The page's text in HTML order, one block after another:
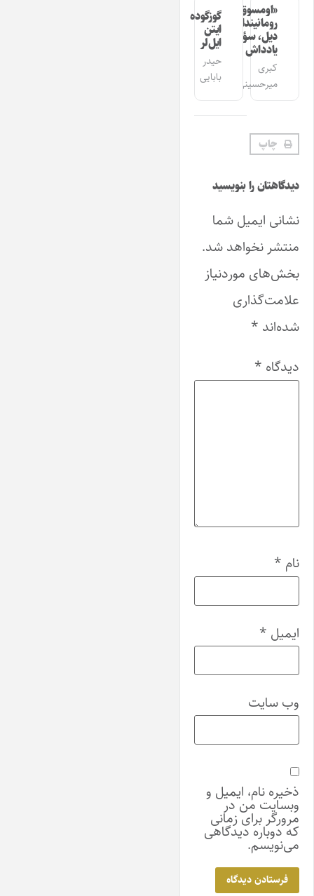
«اومسوق»
رومانیندا
دیل، سؤز،
یادداش
کبری
میرحسینی
گوزگوده
ایتن
ایل‌لر
حیدر
بابایی
چاپ
دیدگاهتان را بنویسید
نشانی ایمیل شما
منتشر نخواهد شد.
بخش‌های موردنیاز
علامت‌گذاری
شده‌اند *
دیدگاه *
نام *
ایمیل *
وب‌ سایت
ذخیره نام، ایمیل و
وبسایت من در
مرورگر برای زمانی
که دوباره دیدگاهی
می‌نویسم.